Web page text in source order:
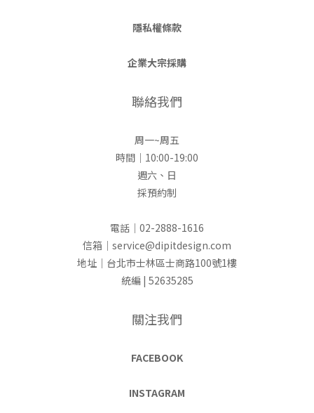
隱私權條款
企業大宗採購
聯絡我們
周一~周五
時間｜10:00-19:00
週六、日
採預約制
電話｜02-2888-1616
信箱｜service@dipitdesign.com
地址｜台北市士林區士商路100號1樓
統編 | 52635285
關注我們
FACEBOOK
INSTAGRAM